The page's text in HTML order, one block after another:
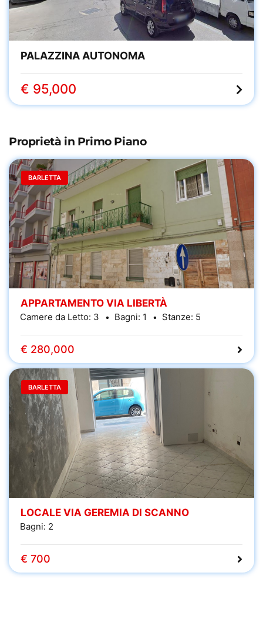
PALAZZINA AUTONOMA
€ 95,000
Proprietà in Primo Piano
BARLETTA
APPARTAMENTO VIA LIBERTÀ
Camere da Letto: 3 Bagni: 1 Stanze: 5
€ 280,000
BARLETTA
LOCALE VIA GEREMIA DI SCANNO
Bagni: 2
€ 700